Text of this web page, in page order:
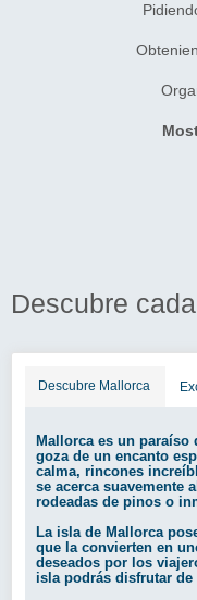
Descubre
Descubre Mallorca
Mallorca es un paraíso
goza de un encanto
calma, rincones
se acerca suavemente
rodeadas de pinos o
La isla de Mallorca
que la convierten en
deseados por los
isla podrás disfrutar